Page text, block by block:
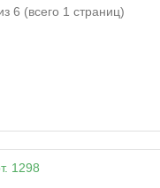
6 (всего 1 страниц)